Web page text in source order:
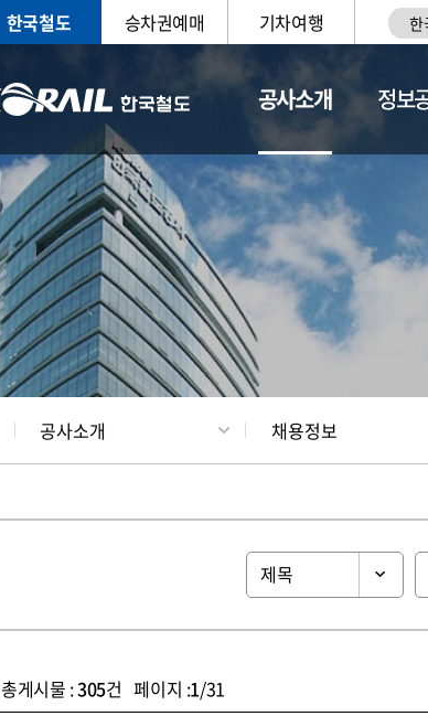
한국철도 승차권예매 기차여행 한
공사소개
CEO 일반현황
정보
공사소개 채용정보
총게시물 :305건 페이지 :1/31